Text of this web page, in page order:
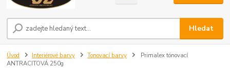
Hledat
Úvod Interiérové barvy Tonovací barvy
Primalex tónovací
ANTRACITOVÁ 250g